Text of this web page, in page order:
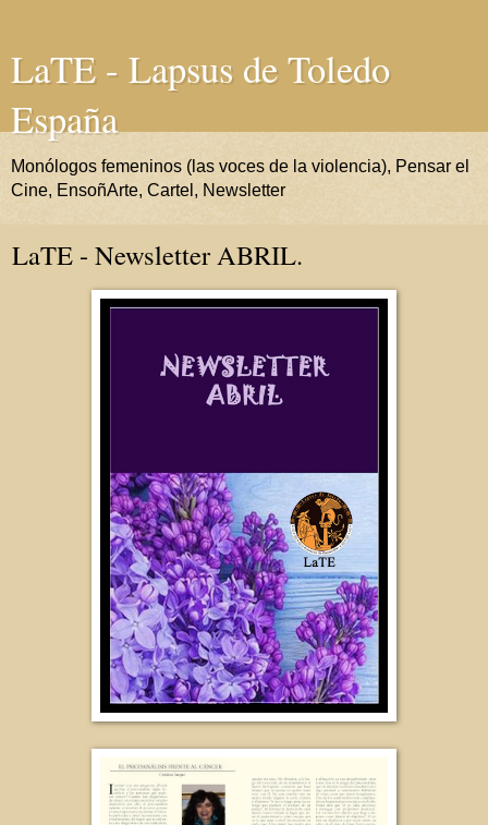
LaTE - Lapsus de Toledo
España
Monólogos femeninos (las voces de la violencia), Pensar el
Cine, EnsoñArte, Cartel, Newsletter
LaTE - Newsletter ABRIL.